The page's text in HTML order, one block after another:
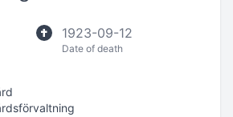
1923-09-12
Date of death